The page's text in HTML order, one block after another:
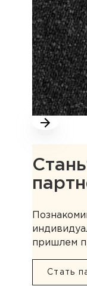
пришлем
Стать